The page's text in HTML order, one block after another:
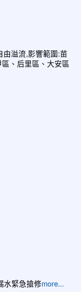
由溢流,影響範圍:苗
、后里區、大安區
水緊急搶修more...